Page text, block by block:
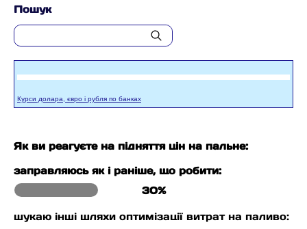
Пошук
Курси долара, євро і рубля по банках
Як ви реагуєте на підняття цін на пальне:
заправляюсь як і раніше, що робити:
30%
шукаю інші шляхи оптимізації витрат на паливо: